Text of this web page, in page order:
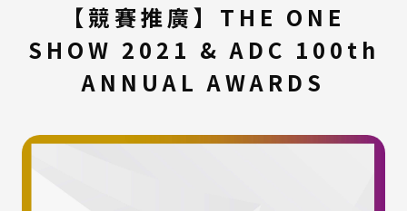
【競賽推廣】THE ONE
SHOW 2021 & ADC 100th
ANNUAL AWARDS